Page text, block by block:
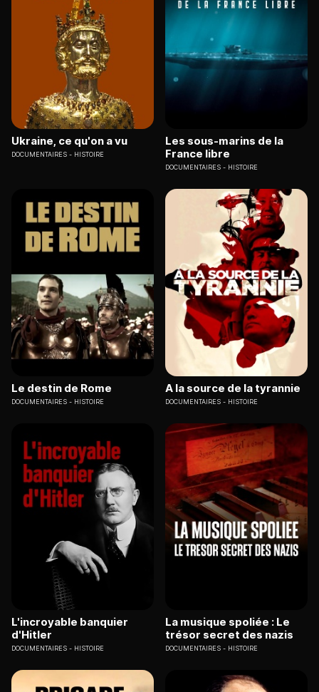
Ukraine, ce qu'on a vu
DOCUMENTAIRES HISTOIRE
Les sous-marins de la
France libre
DOCUMENTAIRES HISTOIRE
Le destin de Rome
DOCUMENTAIRES HISTOIRE
A la source de la tyrannie
DOCUMENTAIRES HISTOIRE
L'incroyable banquier
d'Hitler
DOCUMENTAIRES HISTOIRE
La musique spoliée : Le
trésor secret des nazis
DOCUMENTAIRES HISTOIRE